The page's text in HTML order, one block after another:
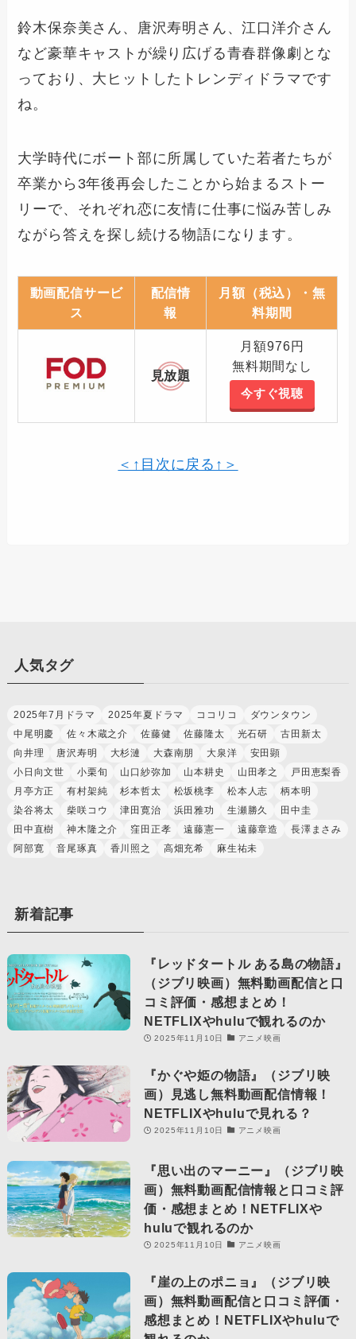
鈴木保奈美さん、唐沢寿明さん、江口洋介さん
など豪華キャストが繰り広げる青春群像劇とな
っており、大ヒットしたトレンディドラマです
ね。
大学時代にボート部に所属していた若者たちが
卒業から3年後再会したことから始まるストー
リーで、それぞれ恋に友情に仕事に悩み苦しみ
ながら答えを探し続ける物語になります。
動画配信サービ
ス
配信情
報
月額（税込）・無
料期間
見放題
月額976円
無料期間なし
今すぐ視聴
＜↑目次に戻る↑＞
人気タグ
2025年7月ドラマ 2025年夏ドラマ ココリコ
ダウンタウン
中尾明慶
佐々木蔵之介 佐藤健 佐藤隆太 光石研
古田新太
向井理
唐沢寿明 大杉漣 大森南朋 大泉洋
安田顕
小日向文世
小栗旬 山口紗弥加 山本耕史 山田孝之
戸田恵梨香
月亭方正
有村架純 杉本哲太 松坂桃李 松本人志
柄本明
染谷将太
柴咲コウ 津田寛治 浜田雅功 生瀬勝久
田中圭
田中直樹
神木隆之介 窪田正孝 遠藤憲一 遠藤章造
長澤まさみ
阿部寛
音尾琢真 香川照之 高畑充希 麻生祐未
新着記事
『レッドタートル ある島の物語』
（ジブリ映画）無料動画配信と口
コミ評価・感想まとめ！
NETFLIXやhuluで観れるのか
2025年11月10日 アニメ映画
『かぐや姫の物語』（ジブリ映
画）見逃し無料動画配信情報！
NETFLIXやhuluで見れる？
2025年11月10日 アニメ映画
『思い出のマーニー』（ジブリ映
画）無料動画配信情報と口コミ評
価・感想まとめ！NETFLIXや
huluで観れるのか
2025年11月10日 アニメ映画
『崖の上のポニョ』（ジブリ映
画）無料動画配信と口コミ評価・
感想まとめ！NETFLIXやhuluで